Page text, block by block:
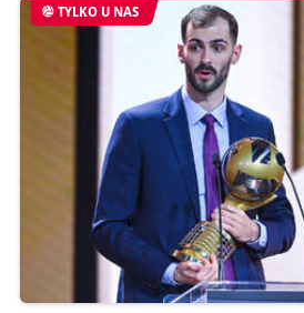
TYLKO U NAS